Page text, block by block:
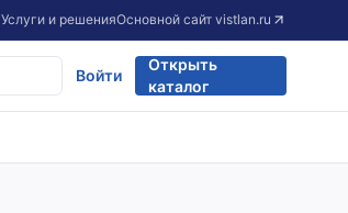
Услуги и решенияОсновной сайт vistlan.ru
Войти
Открыть
каталог